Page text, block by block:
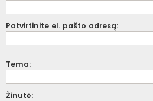
Patvirtinite el. pašto adresą:
Tema:
Žinutė: